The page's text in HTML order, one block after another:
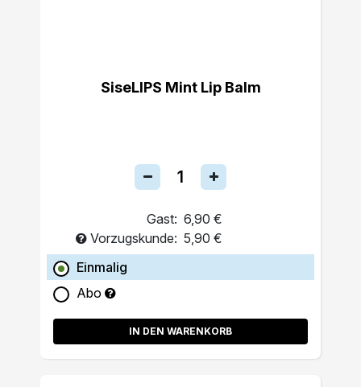
SiseLIPS Mint Lip Balm
Gast: 6,90 €
Vorzugskunde: 5,90 €
Einmalig
Abo
IN DEN WARENKORB